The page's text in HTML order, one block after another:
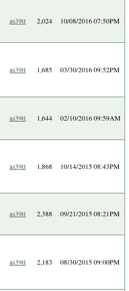
as39tt 2,024 10/08/2016 07:50PM
as39tt 1,685 03/30/2016 09:52PM
as39tt 1,644 02/10/2016 09:59AM
as39tt 1,868 10/14/2015 08:43PM
as39tt 2,388 09/21/2015 08:21PM
as39tt 2,183 08/30/2015 09:00PM